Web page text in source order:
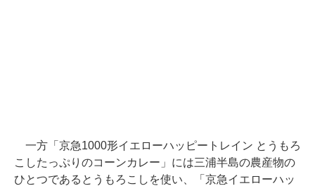
一方「京急1000形イエローハッピートレイン とうもろ
こしたっぷりのコーンカレー」には三浦半島の農産物の
ひとつであるとうもろこしを使い、「京急イエローハッ